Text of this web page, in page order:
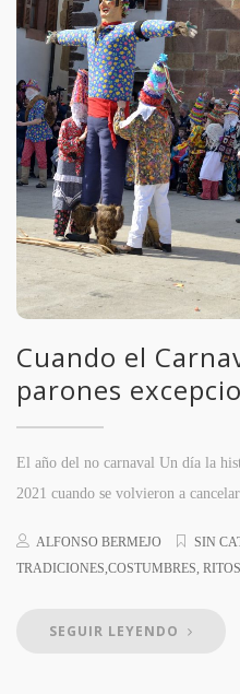
Cuando el
parones
El año del no carnaval Un día la
2021 cuando se volvieron a
ALFONSO BERMEJO SIN
TRADICIONES,COSTUMBRES,
SEGUIR LEYENDO